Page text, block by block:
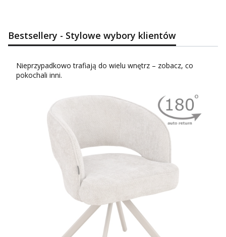
Bestsellery - Stylowe wybory klientów
Nieprzypadkowo trafiają do wielu wnętrz – zobacz, co
pokochali inni.